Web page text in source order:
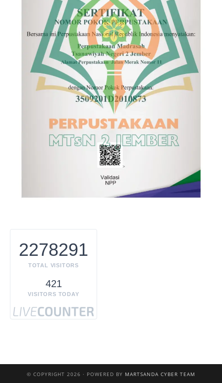
2278291
TOTAL VISITORS
421
VISITORS TODAY
© COPYRIGHT 2026 · POWERED BY MARTSANDA CYBER TEAM